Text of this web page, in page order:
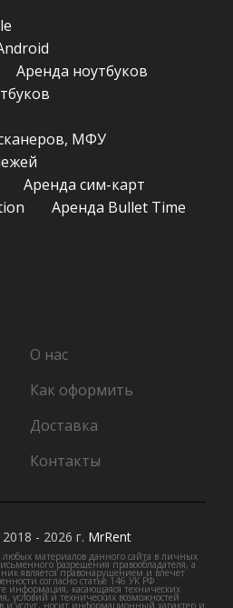
Аренда ноутбуков
МФУ
Аренда сим-карт
Аренда Bullet Time
О нас
Как оформить
Доставка
Контакты
- 2026 г. MrRent
материалов данного сайта в личных
разрешения правообладателя, а
является правонарушением и влечет
согласно статье 146 УК РФ
информация, касающаяся технических
условий и технических возможностей
и услуг, носит информационный характер и